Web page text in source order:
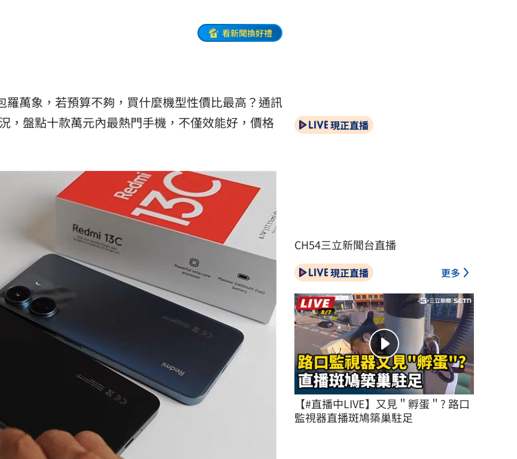
10:30
看新聞換好禮
萬象，若預算不夠，買什麼機型性價比最高？通訊
，盤點十款萬元內最熱門手機，不僅效能好，價格
現正直播
CH54三立新聞台直播
現正直播 更多
【#直播中LIVE】又見＂孵蛋＂? 路口
監視器直播斑鳩築巢駐足